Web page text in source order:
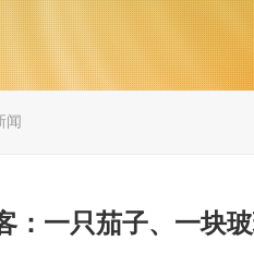
闻
：一只茄子、一块